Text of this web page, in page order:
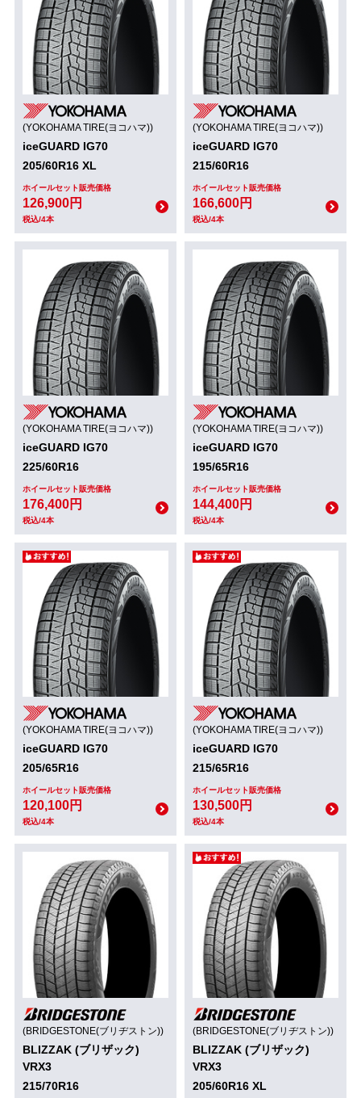
(YOKOHAMA TIRE(ヨコハマ))
iceGUARD IG70
205/60R16 XL
ホイールセット販売価格
126,900円
税込/4本
(YOKOHAMA TIRE(ヨコハマ))
iceGUARD IG70
215/60R16
ホイールセット販売価格
166,600円
税込/4本
(YOKOHAMA TIRE(ヨコハマ))
iceGUARD IG70
225/60R16
ホイールセット販売価格
176,400円
税込/4本
(YOKOHAMA TIRE(ヨコハマ))
iceGUARD IG70
195/65R16
ホイールセット販売価格
144,400円
税込/4本
(YOKOHAMA TIRE(ヨコハマ))
iceGUARD IG70
205/65R16
ホイールセット販売価格
120,100円
税込/4本
(YOKOHAMA TIRE(ヨコハマ))
iceGUARD IG70
215/65R16
ホイールセット販売価格
130,500円
税込/4本
(BRIDGESTONE(ブリヂストン))
BLIZZAK (ブリザック)
VRX3
215/70R16
(BRIDGESTONE(ブリヂストン))
BLIZZAK (ブリザック)
VRX3
205/60R16 XL